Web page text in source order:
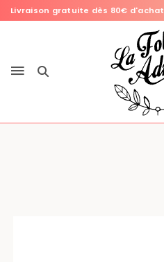
Livraison gratuite dès 80€ d'achat